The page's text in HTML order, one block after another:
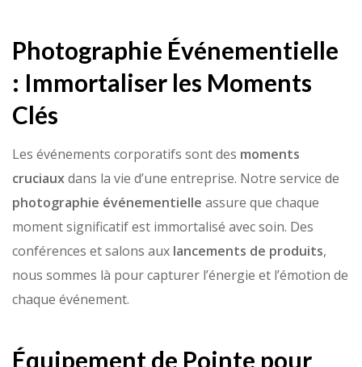
Photographie Événementielle
: Immortaliser les Moments
Clés
Les événements corporatifs sont des moments
cruciauxdans la vie d’une entreprise. Notre service de
photographie événementielle assure que chaque
moment significatif est immortalisé avec soin. Des
conférences et salons aux lancements de produits,
nous sommes là pour capturer l’énergie et l’émotion de
chaque événement.
Équipement de Pointe pour